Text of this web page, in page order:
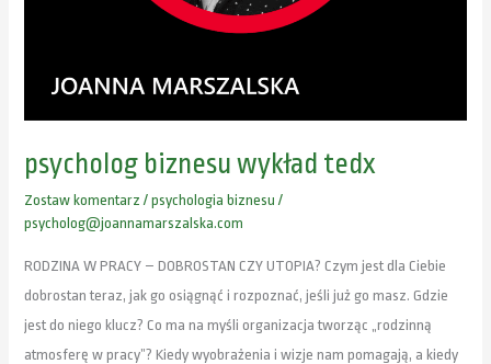
psycholog biznesu wykład tedx
Zostaw komentarz /psychologia biznesu /
psycholog@joannamarszalska.com
RODZINA W PRACY – DOBROSTAN CZY UTOPIA? Czym jest dla Ciebie
dobrostan teraz, jak go osiągnąć i rozpoznać, jeśli już go masz. Gdzie
jest do niego klucz? Co ma na myśli organizacja tworząc „rodzinną
atmosferę w pracy”? Kiedy wyobrażenia i wizje nam pomagają, a kiedy